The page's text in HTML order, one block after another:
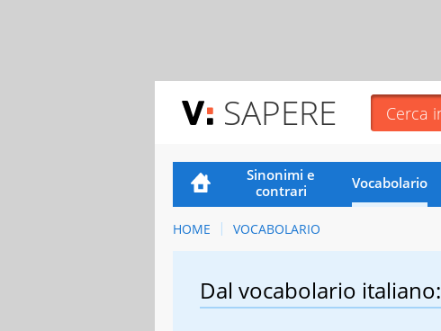
SAPERE
Sinonimi e
contrari
Vocabolario
HOME VOCABOLARIO
Dal vocabolario italiano: